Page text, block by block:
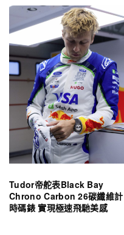
Tudor帝舵表Black Bay
Chrono Carbon 26碳纖維計
時碼錶 實現極速飛馳美感